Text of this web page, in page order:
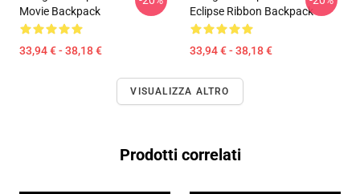
Movie Backpack
33,94 € - 38,18 €
Eclipse Ribbon Backpack
33,94 € - 38,18 €
VISUALIZZA ALTRO
Prodotti correlati